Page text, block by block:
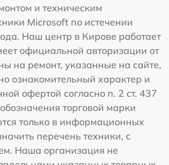
и техническим
Microsoft по истечении
Наш центр в Кирове работает
официальной авторизации от
на ремонт, указанные на сайте,
ознакомительный характер и
офертой согласно п. 2 ст. 437
торговой марки
только в информационных
перечень техники, с
Наша организация не